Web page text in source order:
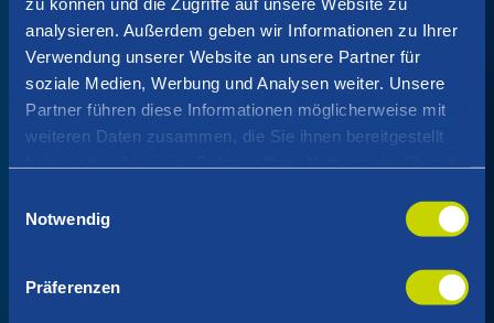
analysieren. Außerdem geben wir Informationen zu Ihrer
Verwendung unserer Website an unsere Partner für
soziale Medien, Werbung und Analysen weiter. Unsere
Partner führen diese Informationen möglicherweise mit
weiteren Daten zusammen, die Sie ihnen bereitgestellt
Notwendig
Präferenzen